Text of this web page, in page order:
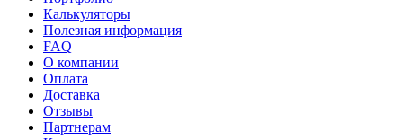
Калькуляторы
Полезная информация
FAQ
О компании
Оплата
Доставка
Отзывы
Партнерам